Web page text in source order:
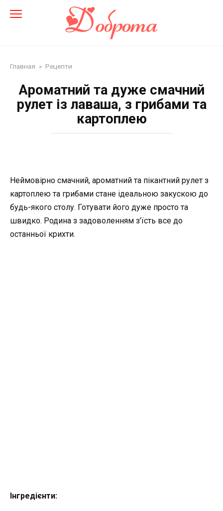
Главная » Рецепти
Ароматний та дуже смачний
рулет із лаваша, з грибами та
картоплею
Неймовірно смачний, ароматний та пікантний рулет з
картоплею та грибами стане ідеальною закускою до
будь-якого столу. Готувати його дуже просто та
швидко. Родина з задоволенням з’їсть все до
останньої крихти.
Інгредієнти: